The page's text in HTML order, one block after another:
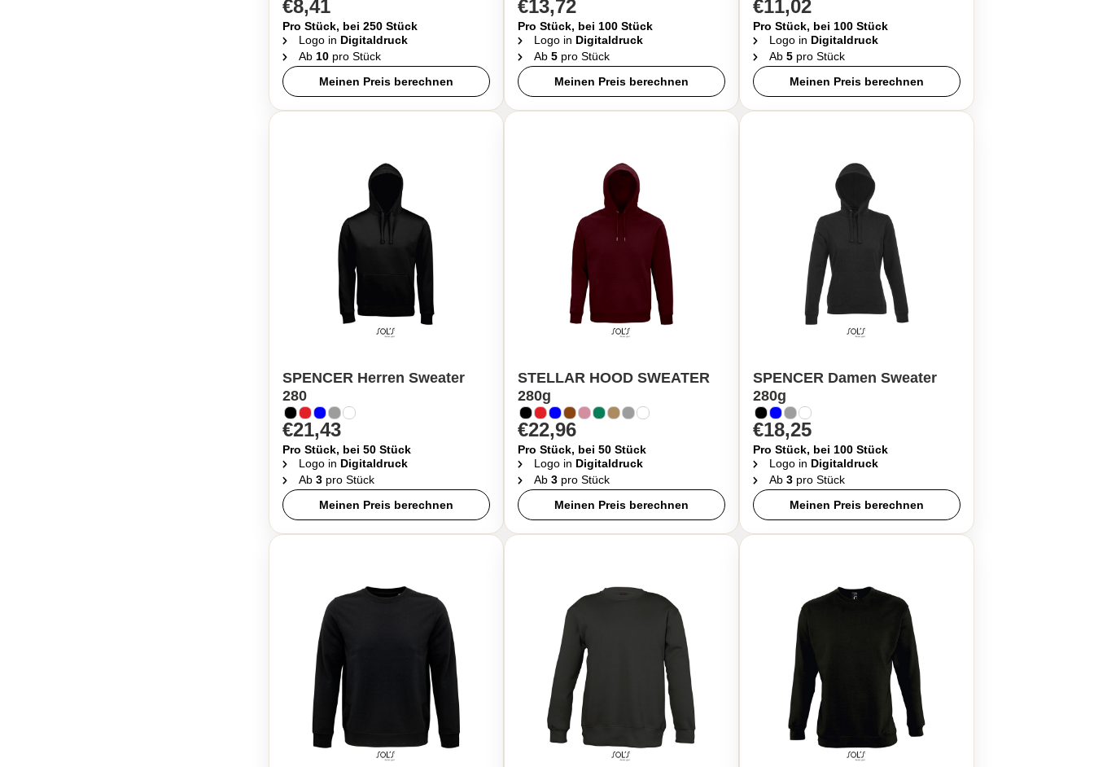
€8,41
Pro Stück, bei 250 Stück
Logo in Digitaldruck
Ab 10 pro Stück
Meinen Preis berechnen
€13,72
Pro Stück, bei 100 Stück
Logo in Digitaldruck
Ab 5pro Stück
Meinen Preis berechnen
€11,02
Pro Stück, bei 100 Stück
Logo in Digitaldruck
Ab 5pro Stück
Meinen Preis berechnen
SPENCER Herren Sweater
280
€21,43
Pro Stück, bei 50 Stück
Logo in Digitaldruck
Ab 3 pro Stück
Meinen Preis berechnen
STELLAR HOOD SWEATER
280g
€22,96
Pro Stück, bei 50 Stück
Logo in Digitaldruck
Ab 3pro Stück
Meinen Preis berechnen
SPENCER Damen Sweater
280g
€18,25
Pro Stück, bei 100 Stück
Logo in Digitaldruck
Ab 3pro Stück
Meinen Preis berechnen